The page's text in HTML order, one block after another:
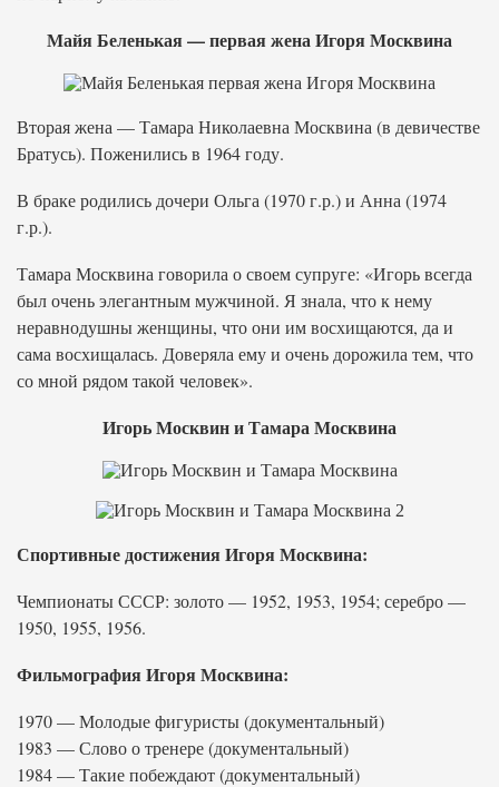
Майя Беленькая — первая жена Игоря Москвина
Вторая жена — Тамара Николаевна Москвина (в девичестве
Братусь). Поженились в 1964 году.
В браке родились дочери Ольга (1970 г.р.) и Анна (1974
г.р.).
Тамара Москвина говорила о своем супруге: «Игорь всегда
был очень элегантным мужчиной. Я знала, что к нему
неравнодушны женщины, что они им восхищаются, да и
сама восхищалась. Доверяла ему и очень дорожила тем, что
со мной рядом такой человек».
Игорь Москвин и Тамара Москвина
Спортивные достижения Игоря Москвина:
Чемпионаты СССР: золото — 1952, 1953, 1954; серебро —
1950, 1955, 1956.
Фильмография Игоря Москвина:
1970 — Молодые фигуристы (документальный)
1983 — Слово о тренере (документальный)
1984 — Такие побеждают (документальный)